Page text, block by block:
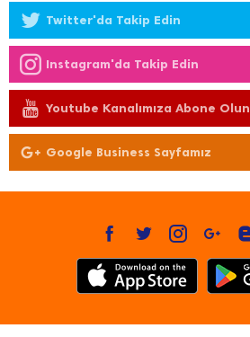
Twitter'da Takip Edin
Instagram'da Takip Edin
Youtube Kanalımıza Abone Olun
Google Business Sayfamız